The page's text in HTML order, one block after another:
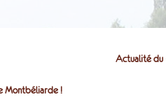
Actualité
Montbéliarde !